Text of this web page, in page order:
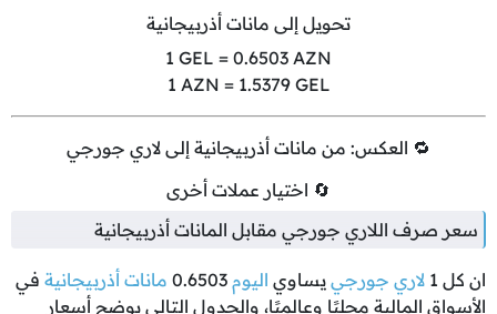
تحويل إلى مانات أذربيجانية
1 GEL = 0.6503 AZN
1 AZN = 1.5379GEL
🔁 العكس: من مانات أذربيجانية إلى لاري جورجي
🔄 اختيار عملات أخرى
سعر صرف اللاري جورجي مقابل المانات أذربيجانية
ان كل 1 لاري جورجي يساوي اليوم 0.6503 مانات أذربيجانية في
الأسواق المالية محليًا وعالميًا، والجدول التالي يوضح أسعار